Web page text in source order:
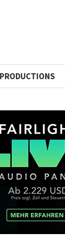
PRODUCTIONS